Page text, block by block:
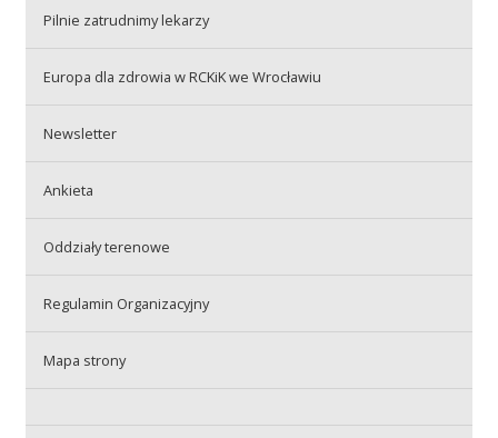
Praca
BIP
Pilnie zatrudnimy lekarzy
Europa dla zdrowia w RCKiK we Wrocławiu
Newsletter
Ankieta
Oddziały terenowe
Regulamin Organizacyjny
Mapa strony